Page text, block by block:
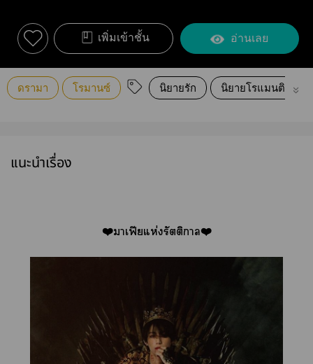
เพิ่มเข้าชั้น อ่านเลย
ดรามา โรมานซ์ นิยายรัก นิยายโรแมนติก
แนะนำเรื่อง
❤️าเฟียแห่งรัตติา❤️